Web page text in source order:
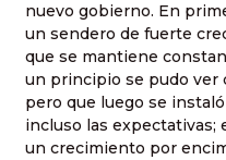
nuevo gobierno. En
un sendero de fuerte
que se mantiene
un principio se pudo ver
pero que luego se
incluso las expectativas;
un crecimiento por